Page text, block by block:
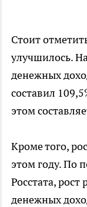
Стоит
улучшилось.
денежных
составил
этом
Кроме того,
этом году. По
Росстата,
денежных